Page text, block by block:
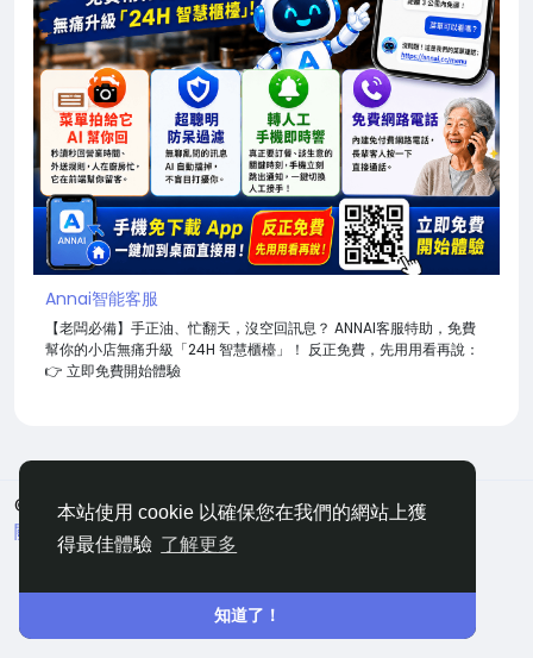
本站使用 cookie 以確保您在我們的網站上獲
得最佳體驗 了解更多
知道了！
Annai智能客服
【老闆必備】手正油、忙翻天，沒空回訊息？ ANNAI客服特助，免費
幫你的小店無痛升級「24H 智慧櫃檯」！ 反正免費，先用用看再說：
👉 立即免費開始體驗
© 2026 嘀咕
中文
關於
條款 隱私 聯絡 網站地圖